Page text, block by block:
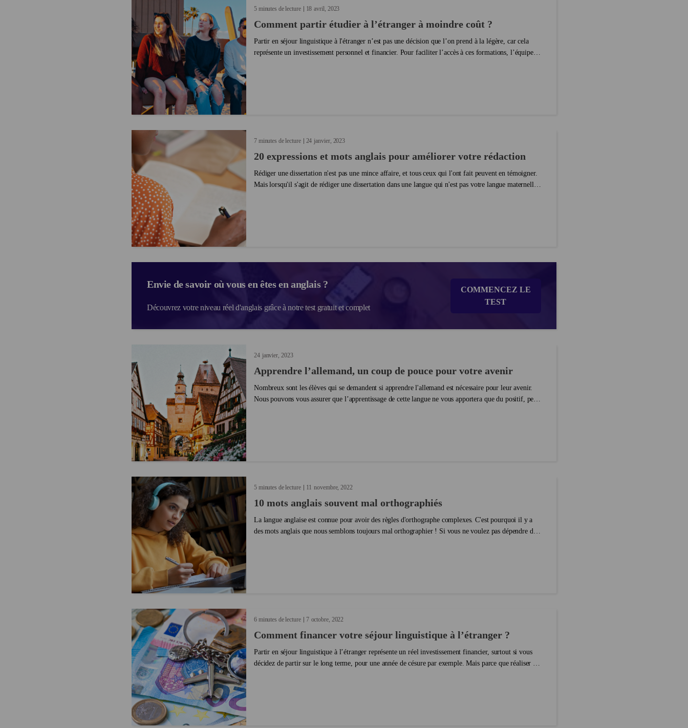
5 minutes de lecture 18 avril 2023
Comment partir étudier à l’étranger à moindre coût ?
Partir en séjour linguistique à l'étranger n’est pas une décision que l’on prend à la légère, car cela
représente un investissement personnel et financier. Pour faciliter l’accès à ces formations, l’équipe
7 minutes de lecture 24 janvier 2023
20 expressions et mots anglais pour améliorer votre rédaction
Rédiger une dissertation n'est pas une mince affaire, et tous ceux qui l'ont fait peuvent en témoigner.
Mais lorsqu'il s'agit de rédiger une dissertation dans une langue qui n'est pas votre langue maternelle,
Envie de savoir où vous en êtes en anglais ?
Découvrez votre niveau réel d'anglais grâce à notre test gratuit et complet
COMMENCEZ LE
TEST
24 janvier 2023
Apprendre l’allemand, un coup de pouce pour votre avenir
Nombreux sont les élèves qui se demandent si apprendre l'allemand est nécessaire pour leur avenir.
Nous pouvons vous assurer que l’apprentissage de cette langue ne vous apportera que du positif, peu
5 minutes de lecture 11 novembre 2022
10 mots anglais souvent mal orthographiés
La langue anglaise est connue pour avoir des règles d'orthographe complexes. C'est pourquoi il y a
des mots anglais que nous semblons toujours mal orthographier ! Si vous ne voulez pas dépendre du
6 minutes de lecture 7 octobre 2022
Comment financer votre séjour linguistique à l’étranger ?
Partir en séjour linguistique à l’étranger représente un réel investissement financier, surtout si vous
décidez de partir sur le long terme, pour une année de césure par exemple. Mais parce que réaliser ses